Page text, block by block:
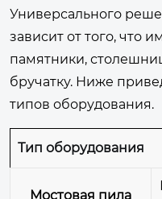
Универсального
зависит от того, что
памятники,
бручатку. Ниже
типов оборудования.
Тип оборудования
Мостовая пила